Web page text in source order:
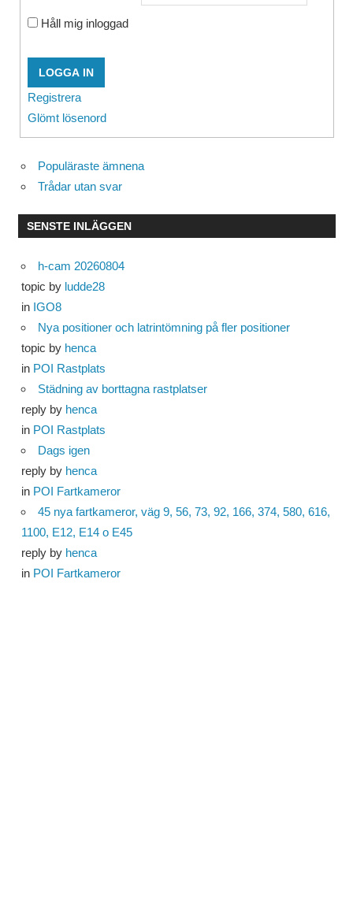
Håll mig inloggad
LOGGA IN
Registrera
Glömt lösenord
Populäraste ämnena
Trådar utan svar
SENSTE INLÄGGEN
h-cam 20260804
topic by ludde28
in IGO8
Nya positioner och latrintömning på fler positioner
topic by henca
in POI Rastplats
Städning av borttagna rastplatser
reply by henca
in POI Rastplats
Dags igen
reply by henca
in POI Fartkameror
45 nya fartkameror, väg 9, 56, 73, 92, 166, 374, 580, 616,
1100, E12, E14 o E45
reply by henca
in POI Fartkameror